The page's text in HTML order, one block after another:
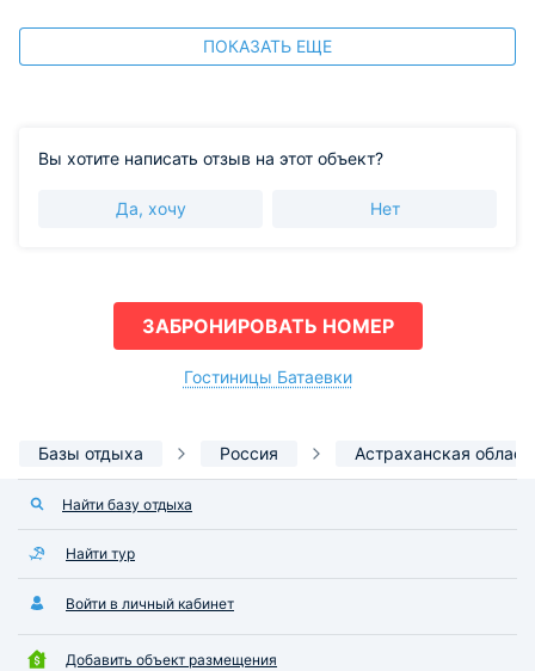
ПОКАЗАТЬ ЕЩЕ
Вы хотите написать отзыв на этот объект?
Да, хочу Нет
ЗАБРОНИРОВАТЬ НОМЕР
Гостиницы Батаевки
Базы отдыха Россия Астраханская
Найти базу отдыха
Найти тур
Войти в личный кабинет
Добавить объект размещения